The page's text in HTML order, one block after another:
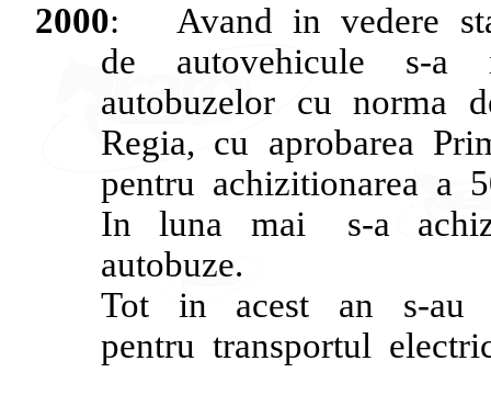
2000: Avand in vedere
de
autovehicule s-a
autobuzelor cu norma
Regia, cu aprobarea
pentru achizitionarea a
In
luna mai s-a
autobuze.
Tot
in acest an
s-au
pentru transportul